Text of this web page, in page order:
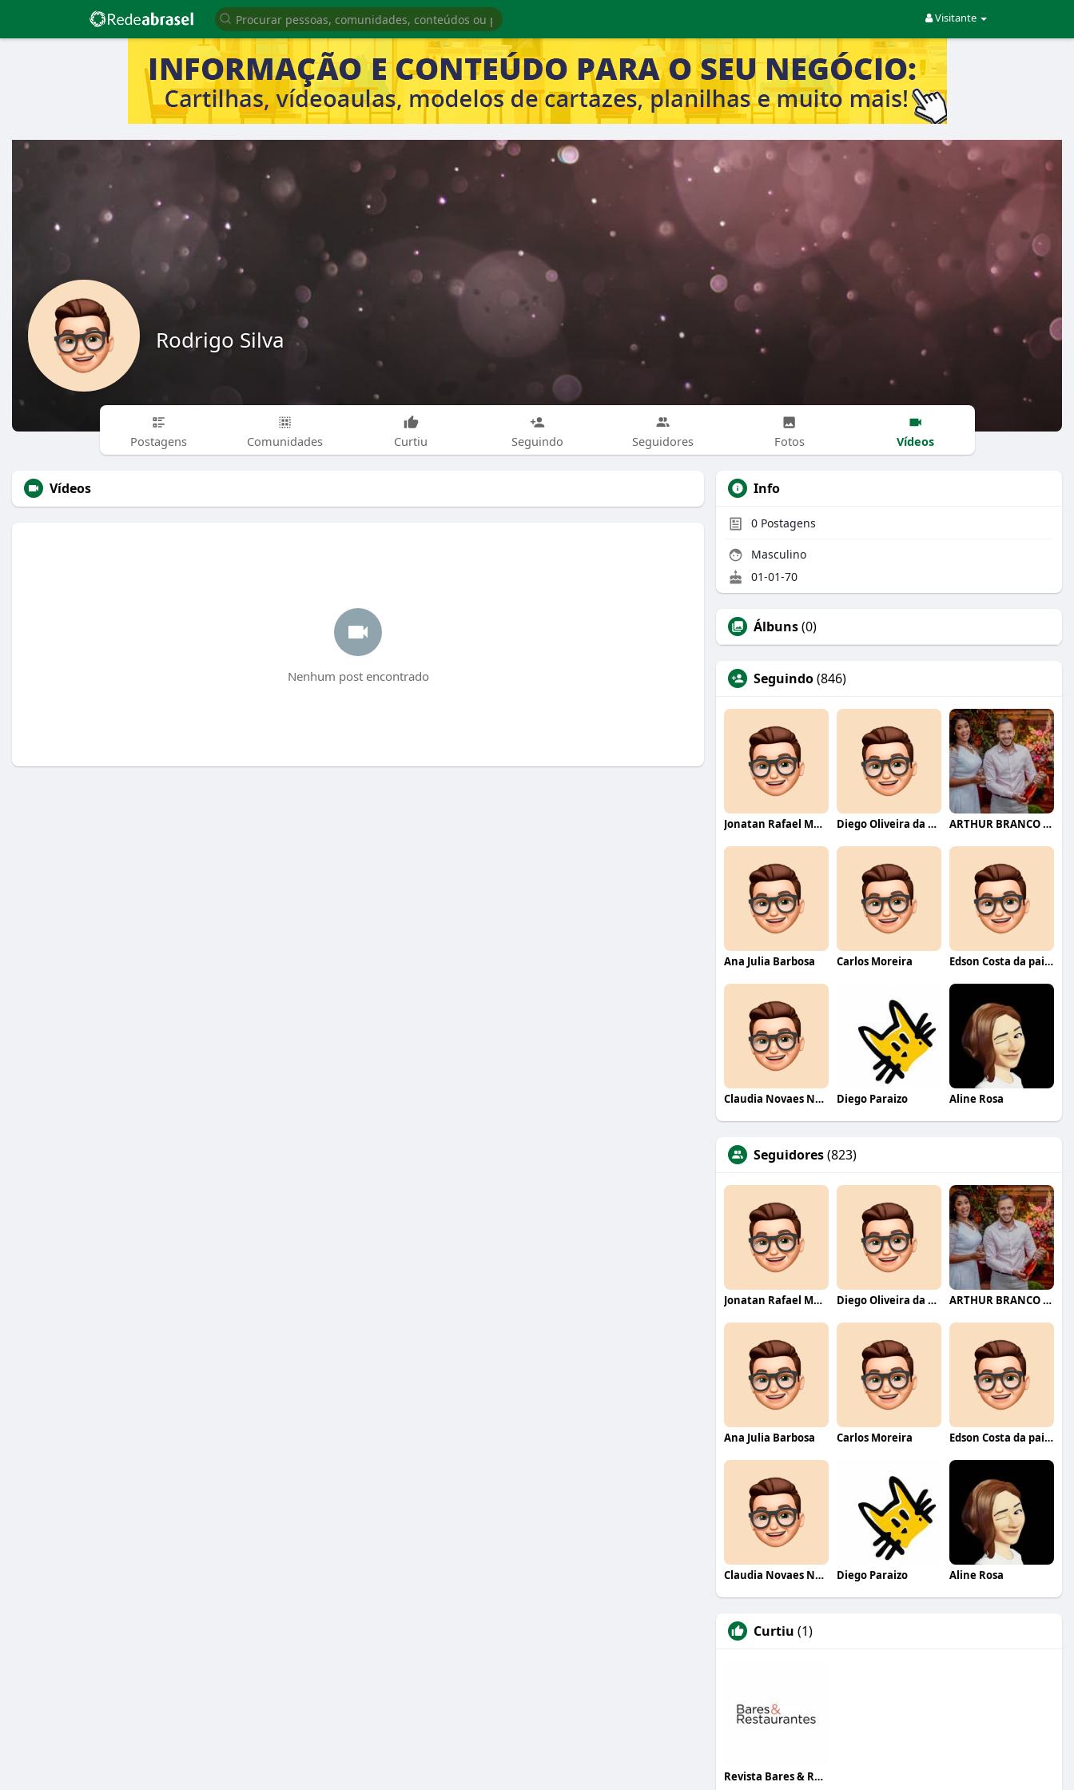
Visitante
Rodrigo Silva
Postagens Comunidades Curtiu Seguindo Seguidores Fotos Vídeos
Vídeos
Nenhum post encontrado
Info
0 Postagens
Masculino
01-01-70
Álbuns(0)
Seguindo(846)
Jonatan Rafael Mello Diego Oliveira da Motta ARTHUR BRANCO FERNANDES
Ana Julia Barbosa Carlos Moreira Edson Costa da paixão
Claudia Novaes Novaes Diego Paraizo Aline Rosa
Seguidores(823)
Jonatan Rafael Mello Diego Oliveira da Motta ARTHUR BRANCO FERNANDES
Ana Julia Barbosa Carlos Moreira Edson Costa da paixão
Claudia Novaes Novaes Diego Paraizo Aline Rosa
Curtiu (1)
Revista Bares & Restaurantes